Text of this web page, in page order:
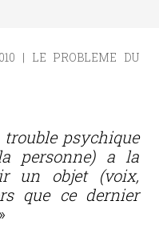
| LE PROBLEME DU
psychique
personne) a la
un objet (voix,
que ce dernier